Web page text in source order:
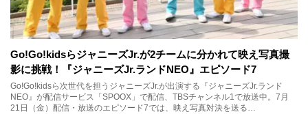
Go!Go!kidsらジャニーズJr.が2チームに分かれて映え写真撮
影に挑戦！『ジャニーズJr.ランドNEO』エピソード7
Go!Go!kidsら次世代を担うジャニーズJr.が出演する『ジャニーズJr.ランド
NEO』が配信サービス「SPOOX」で配信、TBSチャンネル1で放送中。7月
21日（金）配信・放送のエピソード7では、映え写真対決を送る…